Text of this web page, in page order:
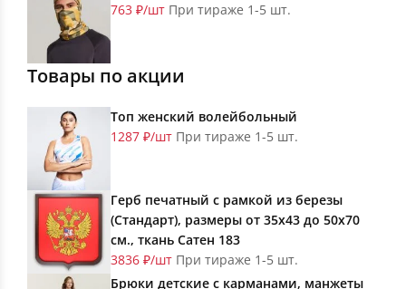
763 ₽/шт При тираже 1-5 шт.
Товары по акции
Топ женский волейбольный
1287 ₽/шт При тираже 1-5 шт.
Герб печатный с рамкой из березы
(Стандарт), размеры от 35х43 до 50х70
см., ткань Сатен 183
3836 ₽/шт При тираже 1-5 шт.
Брюки детские с карманами, манжеты